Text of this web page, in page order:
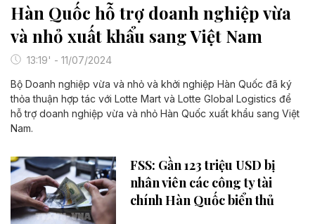
Hàn Quốc hỗ trợ doanh nghiệp vừa
và nhỏ xuất khẩu sang Việt Nam
13:19' - 11/07/2024
Bộ Doanh nghiệp vừa và nhỏ và khởi nghiệp Hàn Quốc đã ký
thỏa thuận hợp tác với Lotte Mart và Lotte Global Logistics để
hỗ trợ doanh nghiệp vừa và nhỏ Hàn Quốc xuất khẩu sang Việt
Nam.
FSS: Gần 123 triệu USD bị
nhân viên các công ty tài
chính Hàn Quốc biển thủ